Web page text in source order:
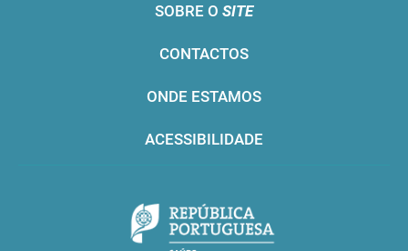
SOBRE O SITE
CONTACTOS
ONDE ESTAMOS
ACESSIBILIDADE